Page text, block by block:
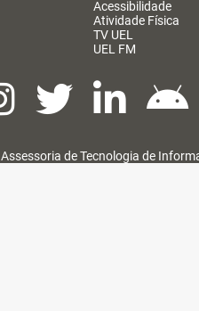
Acessibilidade
Atividade Física
TV UEL
UEL FM
Assessoria de Tecnologia de